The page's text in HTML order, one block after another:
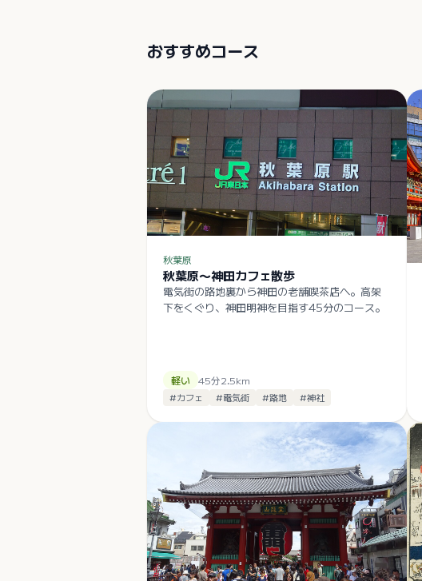
おすすめコース
秋葉原
秋葉原〜神田カフェ散歩
電気街の路地裏から神田の老舗喫茶店へ。高架
下をくぐり、神田明神を目指す45分のコース。
軽い 45分2.5km
#カフェ #電気街 #路地 #神社